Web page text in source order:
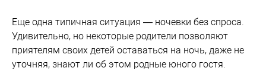
Еще одна типичная ситуация — ночевки без спроса.
Удивительно, но некоторые родители позволяют
приятелям своих детей оставаться на ночь, даже не
уточняя, знают ли об этом родные юного гостя.